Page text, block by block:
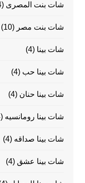
شات بنت المصرى (4)
شات بنت مصر (10)
شات بينا (4)
شات بينا حب (4)
شات بينا حنان (4)
شات بينا رومانسيه (4)
شات بينا صداقه (4)
شات بينا عشق (4)